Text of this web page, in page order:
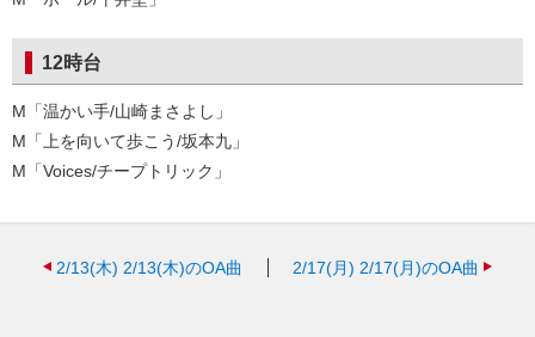
12時台
M「温かい手/山崎まさよし」
M「上を向いて歩こう/坂本九」
M「Voices/チープトリック」
2/13(木) 2/13(木)のOA曲 2/17(月) 2/17(月)のOA曲